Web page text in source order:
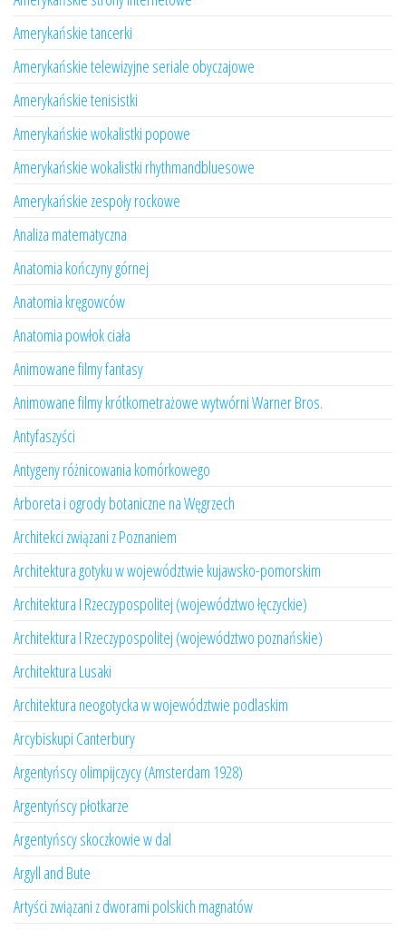
Amerykańskie tancerki
Amerykańskie telewizyjne seriale obyczajowe
Amerykańskie tenisistki
Amerykańskie wokalistki popowe
Amerykańskie wokalistki rhythmandbluesowe
Amerykańskie zespoły rockowe
Analiza matematyczna
Anatomia kończyny górnej
Anatomia kręgowców
Anatomia powłok ciała
Animowane filmy fantasy
Animowane filmy krótkometrażowe wytwórni Warner Bros.
Antyfaszyści
Antygeny różnicowania komórkowego
Arboreta i ogrody botaniczne na Węgrzech
Architekci związani z Poznaniem
Architektura gotyku w województwie kujawsko-pomorskim
Architektura I Rzeczypospolitej (województwo łęczyckie)
Architektura I Rzeczypospolitej (województwo poznańskie)
Architektura Lusaki
Architektura neogotycka w województwie podlaskim
Arcybiskupi Canterbury
Argentyńscy olimpijczycy (Amsterdam 1928)
Argentyńscy płotkarze
Argentyńscy skoczkowie w dal
Argyll and Bute
Artyści związani z dworami polskich magnatów